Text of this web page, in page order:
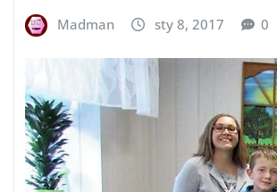
Madman sty 8, 2017 0